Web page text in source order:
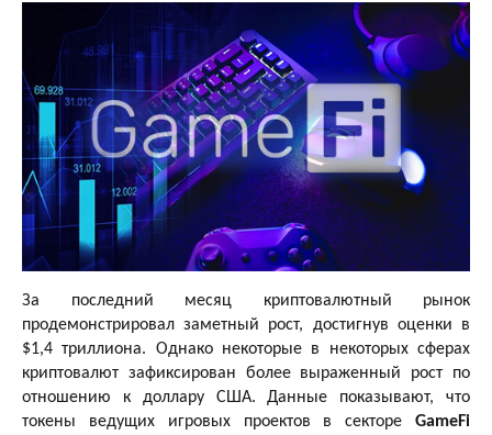
За последний месяц криптовалютный рынок
продемонстрировал заметный рост, достигнув оценки в
$1,4 триллиона. Однако некоторые в некоторых сферах
криптовалют зафиксирован более выраженный рост по
отношению к доллару США. Данные показывают, что
токены ведущих игровых проектов в секторе GameFi